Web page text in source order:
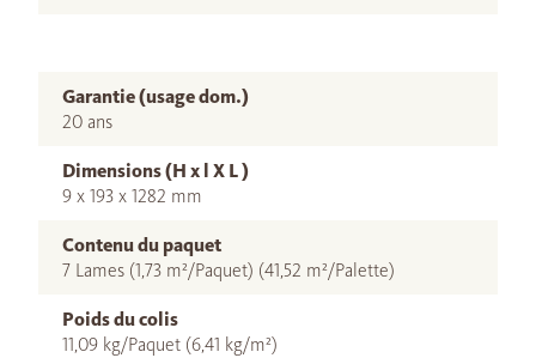
Garantie (usage dom.)
20 ans
Dimensions (H x l X L )
9 x 193 x 1282 mm
Contenu du paquet
7 Lames (1,73 m²/Paquet) (41,52 m²/Palette)
Poids du colis
11,09 kg/Paquet (6,41 kg/m²)